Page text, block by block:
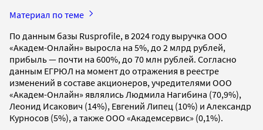
Материал по теме
По данным базы Rusprofile, в 2024 году выручка ООО
«Академ-Онлайн» выросла на 5%, до 2 млрд рублей,
прибыль — почти на 600%, до 70 млн рублей. Согласно
данным ЕГРЮЛ на момент до отражения в реестре
изменений в составе акционеров, учредителями ООО
«Академ-Онлайн» являлись Людмила Нагибина (70,9%),
Леонид Исакович (14%), Евгений Липец (10%) и Александр
Курносов (5%), а также ООО «Академсервис» (0,1%).